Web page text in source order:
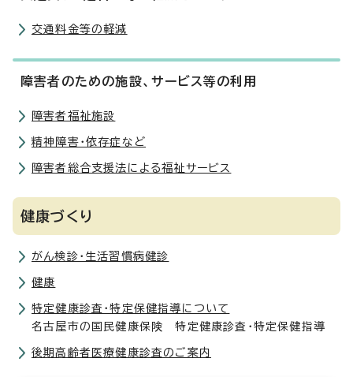
交通料金等の軽減
障害者のための施設、サービス等の利用
障害者福祉施設
精神障害・依存症など
障害者総合支援法による福祉サービス
健康づくり
がん検診・生活習慣病健診
健康
特定健康診査・特定保健指導について
名古屋市の国民健康保険 特定健康診査・特定保健指導
後期高齢者医療健康診査のご案内